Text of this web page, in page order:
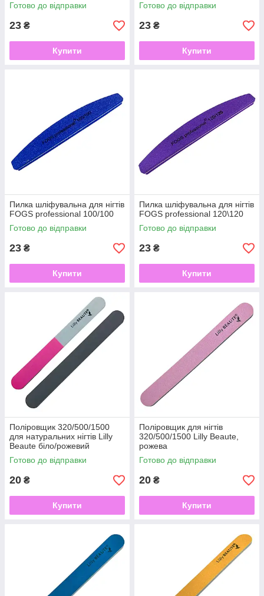
Готово до відправки
23 ₴
Купити
Готово до відправки
23 ₴
Купити
Пилка шліфувальна для нігтів
FOGS professional 100/100
Готово до відправки
23 ₴
Купити
Пилка шліфувальна для нігтів
FOGS professional 120\120
Готово до відправки
23 ₴
Купити
Поліровщик 320/500/1500
для натуральних нігтів Lilly
Beaute біло/рожевий
Готово до відправки
20 ₴
Купити
Поліровщик для нігтів
320/500/1500 Lilly Beaute,
рожева
Готово до відправки
20 ₴
Купити